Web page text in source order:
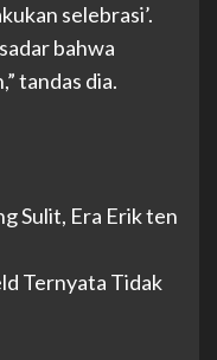
selebrasi’.
bahwa
tandas dia.
Sulit, Era Erik ten
Ternyata Tidak